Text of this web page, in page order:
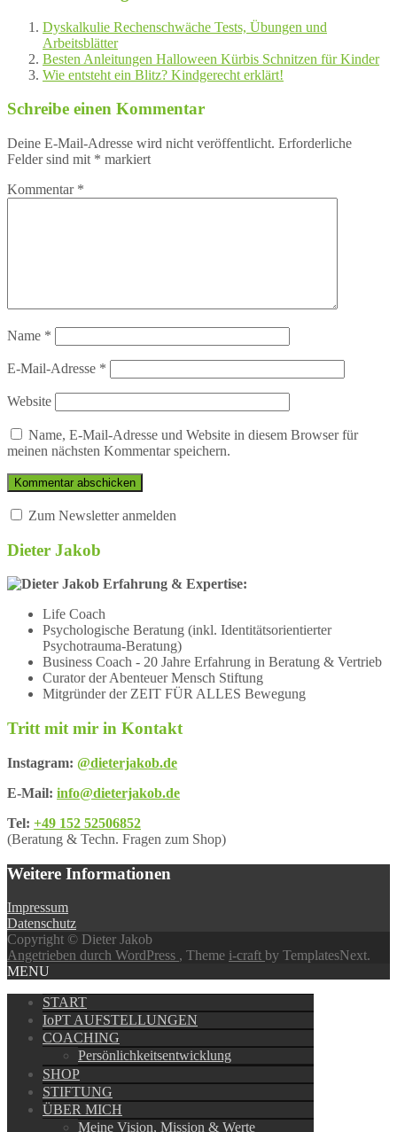
Dyskalkulie Rechenschwäche Tests, Übungen und
Arbeitsblätter
Besten Anleitungen Halloween Kürbis Schnitzen für Kinder
Wie entsteht ein Blitz? Kindgerecht erklärt!
Schreibe einen Kommentar
Deine E-Mail-Adresse wird nicht veröffentlicht. Erforderliche
Felder sind mit * markiert
Kommentar *
Name *
E-Mail-Adresse *
Website
Name, E-Mail-Adresse und Website in diesem Browser für
meinen nächsten Kommentar speichern.
Zum Newsletter anmelden
Dieter Jakob
Erfahrung & Expertise:
Life Coach
Psychologische Beratung (inkl. Identitätsorientierter
Psychotrauma-Beratung)
Business Coach - 20 Jahre Erfahrung in Beratung & Vertrieb
Curator der Abenteuer Mensch Stiftung
Mitgründer der ZEIT FÜR ALLES Bewegung
Tritt mit mir in Kontakt
Instagram: @dieterjakob.de
E-Mail: info@dieterjakob.de
Tel: +49 152 52506852
(Beratung & Techn. Fragen zum Shop)
Weitere Informationen
Impressum
Datenschutz
Copyright © Dieter Jakob
Angetrieben durch WordPress , Theme i-craft by TemplatesNext.
MENU
START
IoPT AUFSTELLUNGEN
COACHING
Persönlichkeitsentwicklung
SHOP
STIFTUNG
ÜBER MICH
Meine Vision, Mission & Werte